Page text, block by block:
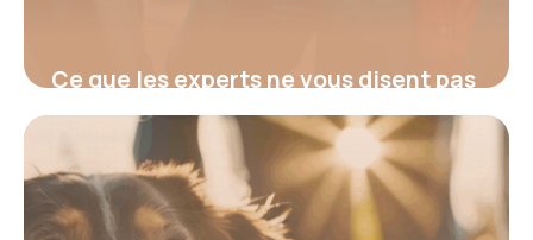
Ce que les experts ne vous disent pas
sur le calcul du rachat assurance vie
pour maximiser vos gains et éviter les
erreurs
6 juin 2026